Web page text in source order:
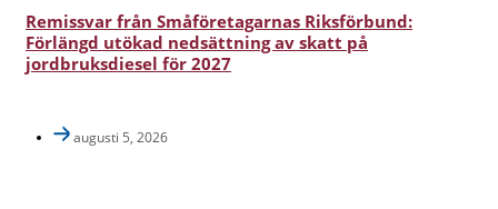
Remissvar från Småföretagarnas Riksförbund:
Förlängd utökad nedsättning av skatt på
jordbruksdiesel för 2027
augusti 5, 2026